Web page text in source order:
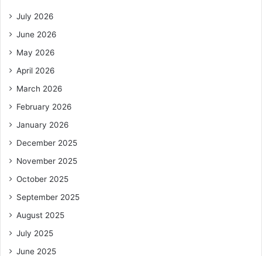
July 2026
June 2026
May 2026
April 2026
March 2026
February 2026
January 2026
December 2025
November 2025
October 2025
September 2025
August 2025
July 2025
June 2025